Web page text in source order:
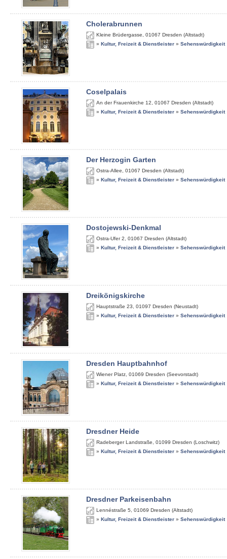
Cholerabrunnen
Kleine Brüdergasse 01067 Dresden (Altstadt)
» Kultur, Freizeit & Dienstleister » Sehenswürdigkeit
Coselpalais
An der Frauenkirche 12 01067 Dresden (Altstadt)
» Kultur, Freizeit & Dienstleister » Sehenswürdigkeit
Der Herzogin Garten
Ostra-Allee 01067 Dresden (Altstadt)
» Kultur, Freizeit & Dienstleister » Sehenswürdigkeit
Dostojewski-Denkmal
Ostra-Ufer 2 01067 Dresden (Altstadt)
» Kultur, Freizeit & Dienstleister » Sehenswürdigkeit
Dreikönigskirche
Hauptstraße 23 01097 Dresden (Neustadt)
» Kultur, Freizeit & Dienstleister » Sehenswürdigkeit
Dresden Hauptbahnhof
Wiener Platz 01069 Dresden (Seevorstadt)
» Kultur, Freizeit & Dienstleister » Sehenswürdigkeit
Dresdner Heide
Radeberger Landstraße 01099 Dresden (Loschwitz)
» Kultur, Freizeit & Dienstleister » Sehenswürdigkeit
Dresdner Parkeisenbahn
Lennéstraße 5 01069 Dresden (Altstadt)
» Kultur, Freizeit & Dienstleister » Sehenswürdigkeit